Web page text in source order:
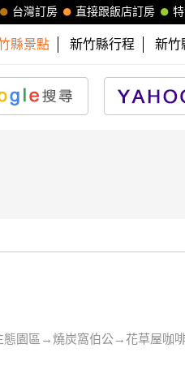
直接跟飯店訂房
台灣訂房
縣景點 新竹縣行程 新竹
園區→燒炭窩伯公→花草屋咖